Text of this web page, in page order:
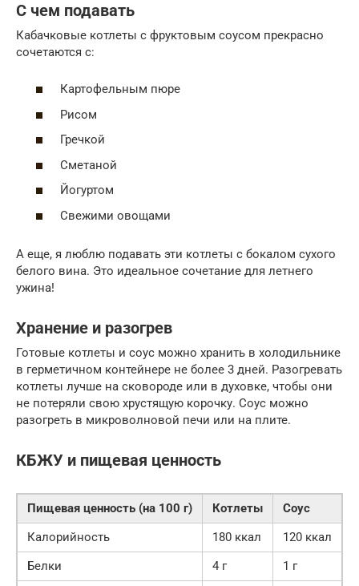
С чем подавать
Кабачковые котлеты с фруктовым соусом прекрасно
сочетаются с:
Картофельным пюре
Рисом
Гречкой
Сметаной
Йогуртом
Свежими овощами
А еще, я люблю подавать эти котлеты с бокалом сухого
белого вина. Это идеальное сочетание для летнего
ужина!
Хранение и разогрев
Готовые котлеты и соус можно хранить в холодильнике
в герметичном контейнере не более 3 дней. Разогревать
котлеты лучше на сковороде или в духовке, чтобы они
не потеряли свою хрустящую корочку. Соус можно
разогреть в микроволновой печи или на плите.
КБЖУ и пищевая ценность
Пищевая ценность (на 100 г) Котлеты
Соус
Калорийность
180 ккал
120 ккал
Белки
4 г
1 г